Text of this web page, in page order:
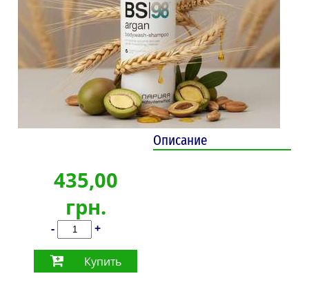
435,00
грн.
- +
Купить
Описание